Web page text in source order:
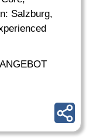
Salzburg,